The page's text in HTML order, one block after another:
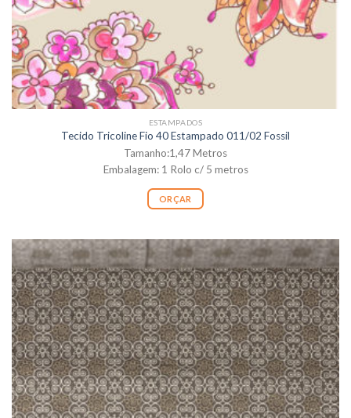
ESTAMPADOS
Tecido Tricoline Fio 40 Estampado 011/02 Fossil
Tamanho:1,47 Metros
Embalagem: 1 Rolo c/ 5 metros
ORÇAR